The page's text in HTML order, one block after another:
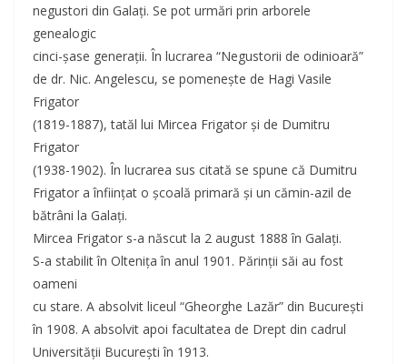
negustori din Galaţi. Se pot urmări prin arborele
genealogic
cinci-şase generaţii. În lucrarea “Negustorii de odinioară”
de dr. Nic. Angelescu, se pomeneşte de Hagi Vasile
Frigator
(1819-1887), tatăl lui Mircea Frigator şi de Dumitru
Frigator
(1938-1902). În lucrarea sus citată se spune că Dumitru
Frigator a înfiinţat o şcoală primară şi un cămin-azil de
bătrâni la Galaţi.
Mircea Frigator s-a născut la 2 august 1888 în Galaţi.
S-a stabilit în Olteniţa în anul 1901. Părinţii săi au fost
oameni
cu stare. A absolvit liceul “Gheorghe Lazăr” din Bucureşti
în 1908. A absolvit apoi facultatea de Drept din cadrul
Universităţii Bucureşti în 1913.